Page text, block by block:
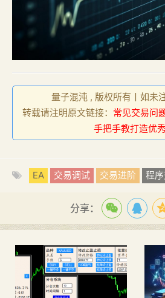
量子混沌 , 版权所有丨如未
转载请注明原文链接： 常见交易问
手把手教打造优
EA 交易调试 交易进阶 程
分享：